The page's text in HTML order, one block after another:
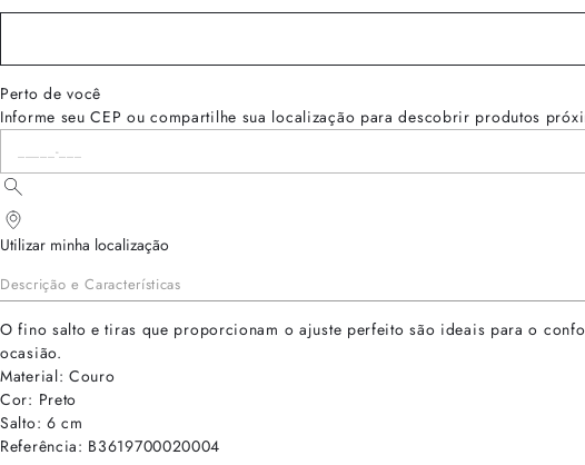
Perto de você
Informe seu CEP ou compartilhe sua localização para descobrir produtos
Utilizar minha localização
Descrição e Características
O fino salto e tiras que proporcionam o ajuste perfeito são ideais para o
ocasião.
Material: Couro
Cor: Preto
Salto: 6 cm
Referência: B3619700020004